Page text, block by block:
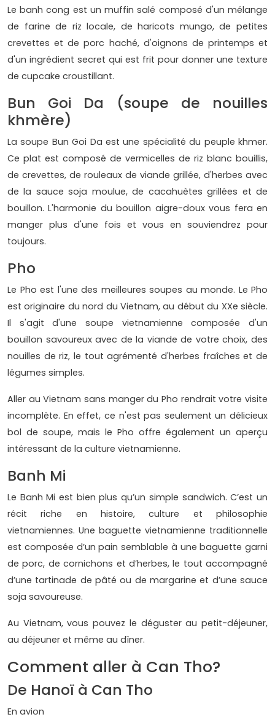
Le banh cong est un muffin salé composé d'un mélange
de farine de riz locale, de haricots mungo, de petites
crevettes et de porc haché, d'oignons de printemps et
d'un ingrédient secret qui est frit pour donner une texture
de cupcake croustillant.
Bun Goi Da (soupe de nouilles
khmère)
La soupe Bun Goi Da est une spécialité du peuple khmer.
Ce plat est composé de vermicelles de riz blanc bouillis,
de crevettes, de rouleaux de viande grillée, d'herbes avec
de la sauce soja moulue, de cacahuètes grillées et de
bouillon. L'harmonie du bouillon aigre-doux vous fera en
manger plus d'une fois et vous en souviendrez pour
toujours.
Pho
Le Pho est l'une des meilleures soupes au monde. Le Pho
est originaire du nord du Vietnam, au début du XXe siècle.
Il s'agit d'une soupe vietnamienne composée d'un
bouillon savoureux avec de la viande de votre choix, des
nouilles de riz, le tout agrémenté d'herbes fraîches et de
légumes simples.
Aller au Vietnam sans manger du Pho rendrait votre visite
incomplète. En effet, ce n'est pas seulement un délicieux
bol de soupe, mais le Pho offre également un aperçu
intéressant de la culture vietnamienne.
Banh Mi
Le Banh Mi est bien plus qu’un simple sandwich. C’est un
récit riche en histoire, culture et philosophie
vietnamiennes. Une baguette vietnamienne traditionnelle
est composée d’un pain semblable à une baguette garni
de porc, de cornichons et d’herbes, le tout accompagné
d’une tartinade de pâté ou de margarine et d’une sauce
soja savoureuse.
Au Vietnam, vous pouvez le déguster au petit-déjeuner,
au déjeuner et même au dîner.
Comment aller à Can Tho?
De Hanoï à Can Tho
En avion